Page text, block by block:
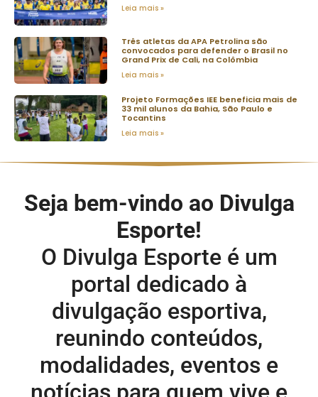
Leia mais »
Três atletas da APA Petrolina são
convocados para defender o Brasil no
Grand Prix de Cali, na Colômbia
Leia mais »
Projeto Formações IEE beneficia mais de
33 mil alunos da Bahia, São Paulo e
Tocantins
Leia mais »
Seja bem-vindo ao Divulga
Esporte!
O Divulga Esporte é um
portal dedicado à
divulgação esportiva,
reunindo conteúdos,
modalidades, eventos e